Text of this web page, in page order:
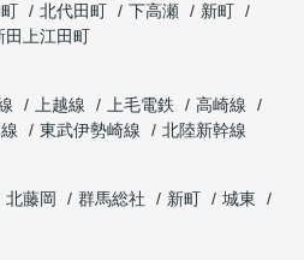
北代田町 下高瀬
新町
田上江田町
上越線 上毛電鉄
高崎線
東武伊勢崎線
北陸新幹線
北藤岡 群馬総社 新町
城東